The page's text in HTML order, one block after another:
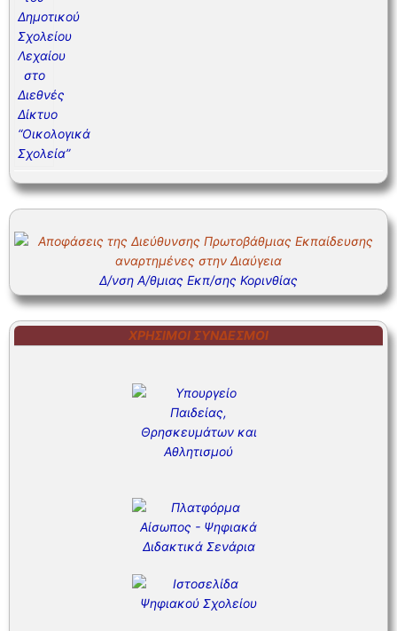
Δ/νση Α/θμιας Εκπ/σης Κορινθίας
ΧΡΉΣΙΜΟΙ ΣΎΝΔΕΣΜΟΙ